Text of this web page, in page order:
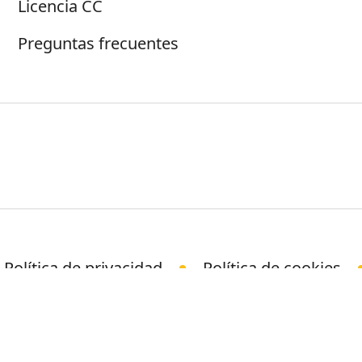
Licencia CC
Preguntas frecuentes
Política de privacidad Política de cookies